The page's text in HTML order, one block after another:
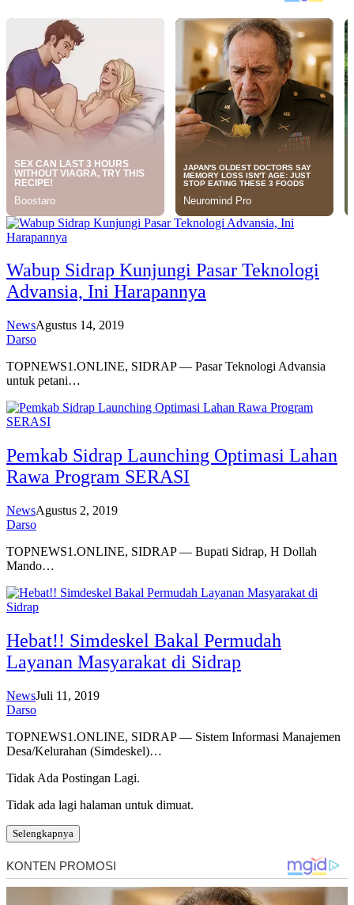
Wabup Sidrap Kunjungi Pasar Teknologi
Advansia, Ini Harapannya
NewsAgustus 14, 2019
Darso
TOPNEWS1.ONLINE, SIDRAP — Pasar Teknologi Advansia
untuk petani…
Pemkab Sidrap Launching Optimasi Lahan
Rawa Program SERASI
NewsAgustus 2, 2019
Darso
TOPNEWS1.ONLINE, SIDRAP — Bupati Sidrap, H Dollah
Mando…
Hebat!! Simdeskel Bakal Permudah
Layanan Masyarakat di Sidrap
NewsJuli 11, 2019
Darso
TOPNEWS1.ONLINE, SIDRAP — Sistem Informasi Manajemen
Desa/Kelurahan (Simdeskel)…
Tidak Ada Postingan Lagi.
Tidak ada lagi halaman untuk dimuat.
Selengkapnya